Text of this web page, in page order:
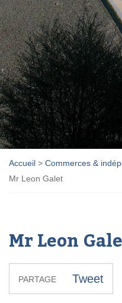
Accueil > Commerces &
Mr Leon Galet
Mr Leon
PARTAGE Tweet